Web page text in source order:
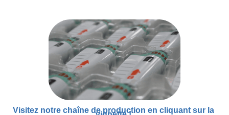
Visitez notre chaîne de production en cliquant sur la